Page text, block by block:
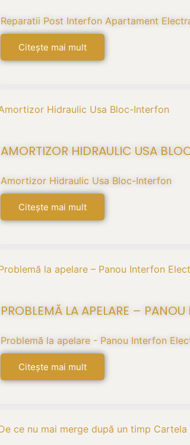
Reparatii Post Interfon Apartament
Citește mai mult
AMORTIZOR HIDRAULIC USA
Amortizor Hidraulic Usa Bloc-Interfon
Citește mai mult
PROBLEMĂ LA APELARE – PANOU
Problemă la apelare - Panou Interfon
Citește mai mult